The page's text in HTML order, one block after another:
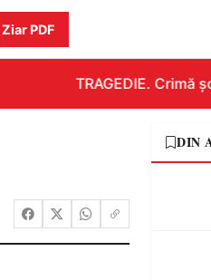
Ziar PDF
TRAGEDIE. Crimă
DIN